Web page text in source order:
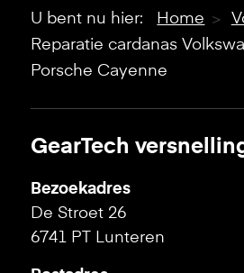
U bent nu hier: Home
Reparatie cardanas
Porsche Cayenne
GearTech
Bezoekadres
De Stroet 26
6741 PT Lunteren